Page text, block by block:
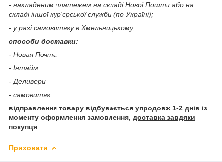
- накладеним платежем на складі Нової Пошти або на
складі іншої кур'єрської служби (по Україні);
- у разі самовитягу в Хмельницькому;
способи доставки:
- Новая Почта
- Інтайм
- Деливери
- самовитяг
відправлення товару відбувається упродовж 1-2 днів із
моменту оформлення замовлення, доставка завдяки
покупця
Приховати